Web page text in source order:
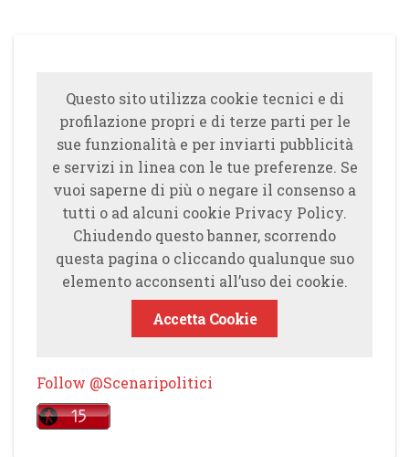
Questo sito utilizza cookie tecnici e di
profilazione propri e di terze parti per le
sue funzionalità e per inviarti pubblicità
e servizi in linea con le tue preferenze. Se
vuoi saperne di più o negare il consenso a
tutti o ad alcuni cookie Privacy Policy.
Chiudendo questo banner, scorrendo
questa pagina o cliccando qualunque suo
elemento acconsenti all’uso dei cookie.
Accetta Cookie
Follow @Scenaripolitici